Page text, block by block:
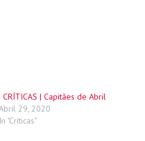
CRÍTICAS | Capitães de Abril
29, 2020
In "Críticas"